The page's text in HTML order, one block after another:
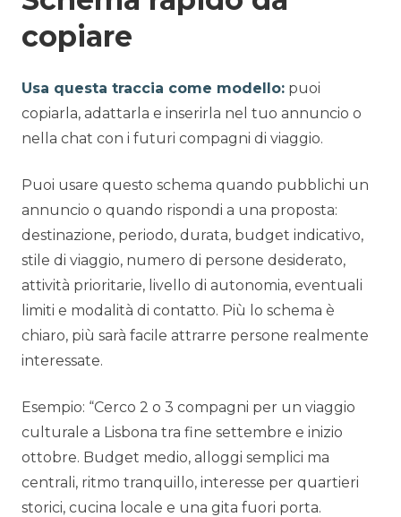
copiare
Usa questa traccia come modello: puoi
copiarla, adattarla e inserirla nel tuo annuncio o
nella chat con i futuri compagni di viaggio.
Puoi usare questo schema quando pubblichi un
annuncio o quando rispondi a una proposta:
destinazione, periodo, durata, budget indicativo,
stile di viaggio, numero di persone desiderato,
attività prioritarie, livello di autonomia, eventuali
limiti e modalità di contatto. Più lo schema è
chiaro, più sarà facile attrarre persone realmente
interessate.
Esempio: “Cerco 2 o 3 compagni per un viaggio
culturale a Lisbona tra fine settembre e inizio
ottobre. Budget medio, alloggi semplici ma
centrali, ritmo tranquillo, interesse per quartieri
storici, cucina locale e una gita fuori porta.